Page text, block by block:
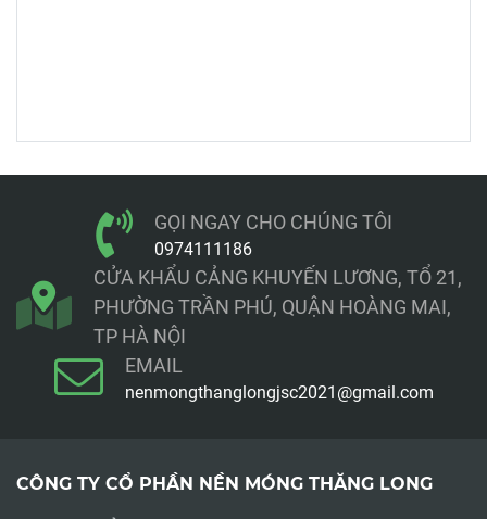
GỌI NGAY CHO CHÚNG TÔI
0974111186
CỬA KHẨU CẢNG KHUYẾN LƯƠNG, TỔ 21,
PHƯỜNG TRẦN PHÚ, QUẬN HOÀNG MAI,
TP HÀ NỘI
EMAIL
nenmongthanglongjsc2021@gmail.com
CÔNG TY CỔ PHẦN NỀN MÓNG THĂNG LONG